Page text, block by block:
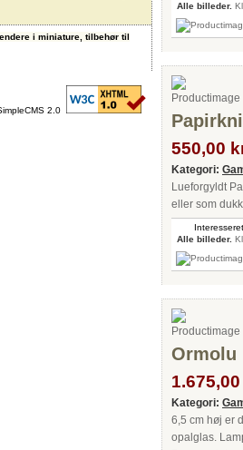
i miniature, tilbehør til
Alle billeder.
550,00
Kategori:
Lueforgyldt
eller som
Alle billeder.
Ormolu
Kategori:
6,5 cm høj er
opalglas.